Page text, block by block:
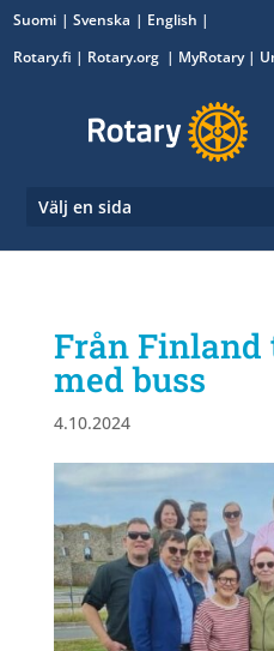
Suomi Svenska
English
Rotary.fi | Rotary.org | MyRotary|
Välj en sida
Från
med buss
4.10.2024